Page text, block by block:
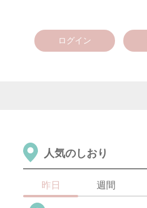
ログイン
人気のしおり
昨日 週間